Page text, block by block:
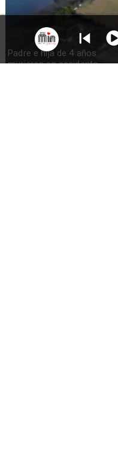
Padre e hija de 4 años
murieron en accidente